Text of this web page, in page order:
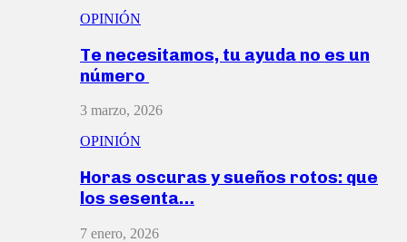
OPINIÓN
Te necesitamos, tu ayuda no es un
número
3 marzo, 2026
OPINIÓN
Horas oscuras y sueños rotos: que
los sesenta…
7 enero, 2026